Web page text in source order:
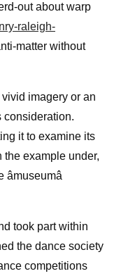
out about warp
raleigh-
matter without
vivid imagery or an
consideration.
it to examine its
the example under,
took part within
the dance society
competitions